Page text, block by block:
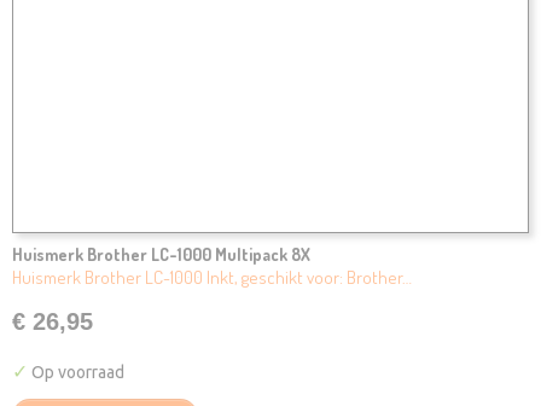
Huismerk Brother LC-1000 Multipack 8X
Huismerk Brother LC-1000 Inkt, geschikt voor: Brother…
€ 26,95
✓ Op voorraad